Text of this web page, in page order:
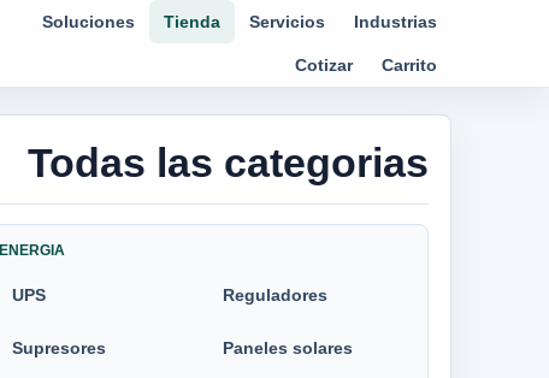
Soluciones Tienda Servicios Industrias
Cotizar Carrito
Todas las categorias
ENERGIA
UPS Reguladores
Supresores Paneles solares